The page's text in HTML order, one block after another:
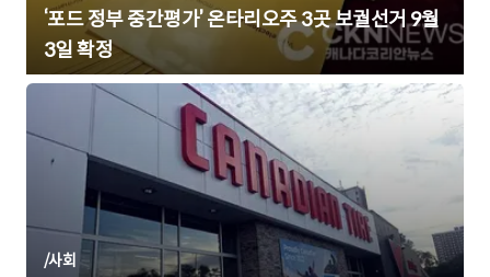
‘포드 정부 중간평가’ 온타리오주 3곳 보궐선거 9월
3일 확정
/사회